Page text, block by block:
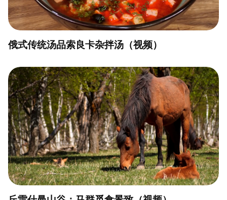
俄式传统汤品索良卡杂拌汤（视频）